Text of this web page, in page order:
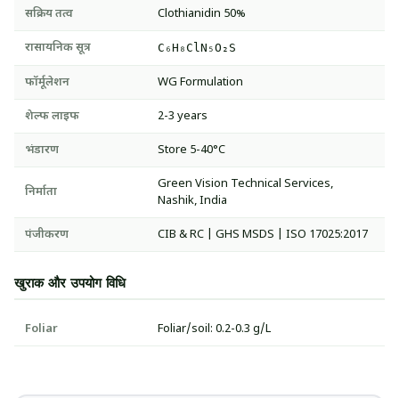
सक्रिय तत्व Clothianidin 50%
रासायनिक सूत्र C₆H₈ClN₅O₂S
फॉर्मूलेशन WG Formulation
शेल्फ लाइफ 2-3 years
भंडारण Store 5-40°C
निर्माता
Green Vision Technical Services,
Nashik, India
पंजीकरण CIB & RC | GHS MSDS | ISO 17025:2017
खुराक और उपयोग विधि
Foliar Foliar/soil: 0.2-0.3 g/L